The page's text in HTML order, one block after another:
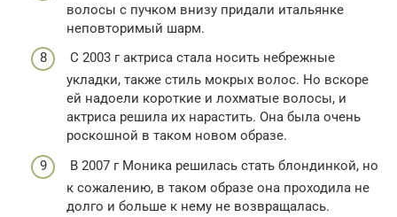
волосы с пучком внизу придали итальянке
неповторимый шарм.
С 2003 г актриса стала носить небрежные
укладки, также стиль мокрых волос. Но вскоре
ей надоели короткие и лохматые волосы, и
актриса решила их нарастить. Она была очень
роскошной в таком новом образе.
В 2007 г Моника решилась стать блондинкой, но
к сожалению, в таком образе она проходила не
долго и больше к нему не возвращалась.